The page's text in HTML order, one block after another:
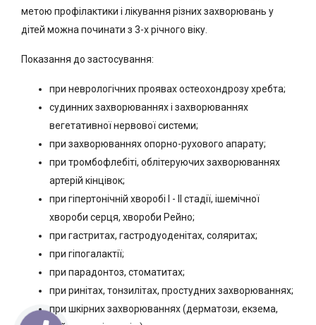
метою профілактики і лікування різних захворювань у
дітей можна починати з 3-х річного віку.
Показання до застосування:
при неврологічних проявах остеохондрозу хребта;
судинних захворюваннях і захворюваннях
вегетативної нервової системи;
при захворюваннях опорно-рухового апарату;
при тромбофлебіті, облітеруючих захворюваннях
артерій кінцівок;
при гіпертонічній хворобі I - II стадії, ішемічної
хвороби серця, хвороби Рейно;
при гастритах, гастродуоденітах, соляритах;
при гіпогалактії;
при парадонтоз, стоматитах;
при ринітах, тонзилітах, простудних захворюваннях;
при шкірних захворюваннях (дерматози, екзема,